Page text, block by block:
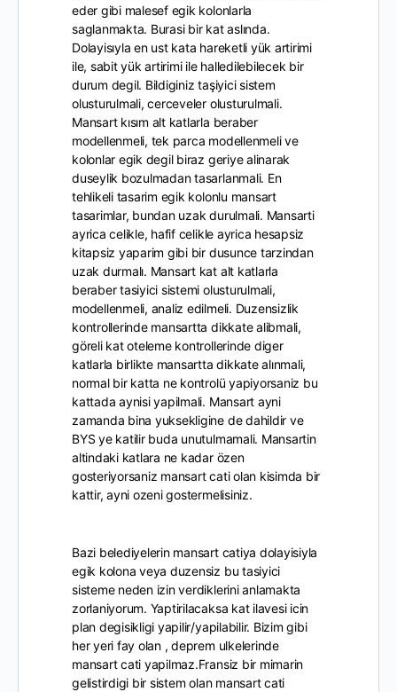
eder gibi malesef egik kolonlarla
saglanmakta. Burasi bir kat aslında.
Dolayisıyla en ust kata hareketli yük artirimi
ile, sabit yük artirimi ile halledilebilecek bir
durum degil. Bildiginiz taşiyici sistem
olusturulmali, cerceveler olusturulmali.
Mansart kısım alt katlarla beraber
modellenmeli, tek parca modellenmeli ve
kolonlar egik degil biraz geriye alinarak
duseylik bozulmadan tasarlanmali. En
tehlikeli tasarim egik kolonlu mansart
tasarimlar, bundan uzak durulmali. Mansarti
ayrica celikle, hafif celikle ayrica hesapsiz
kitapsiz yaparim gibi bir dusunce tarzindan
uzak durmalı. Mansart kat alt katlarla
beraber tasiyici sistemi olusturulmali,
modellenmeli, analiz edilmeli. Duzensizlik
kontrollerinde mansartta dikkate alibmali,
göreli kat oteleme kontrollerinde diger
katlarla birlikte mansartta dikkate alınmali,
normal bir katta ne kontrolü yapiyorsaniz bu
kattada aynisi yapilmali. Mansart ayni
zamanda bina yuksekligine de dahildir ve
BYS ye katilir buda unutulmamali. Mansartin
altindaki katlara ne kadar özen
gosteriyorsaniz mansart cati olan kisimda bir
kattir, ayni ozeni gostermelisiniz.
Bazi belediyelerin mansart catiya dolayisiyla
egik kolona veya duzensiz bu tasiyici
sisteme neden izin verdiklerini anlamakta
zorlaniyorum. Yaptirilacaksa kat ilavesi icin
plan degisikligi yapilir/yapilabilir. Bizim gibi
her yeri fay olan , deprem ulkelerinde
mansart cati yapilmaz.Fransiz bir mimarin
gelistirdigi bir sistem olan mansart cati